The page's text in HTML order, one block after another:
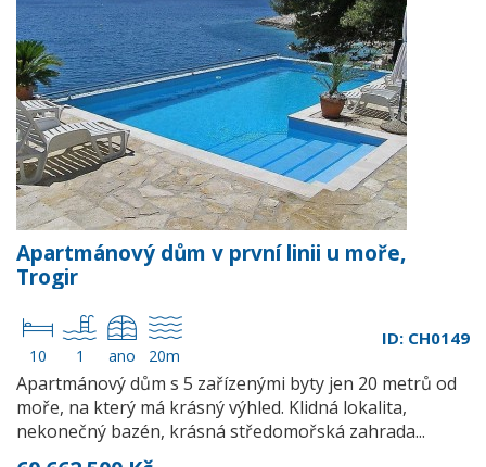
Apartmánový dům v první linii u moře,
Trogir
10 1 ano 20m
ID: CH0149
Apartmánový dům s 5 zařízenými byty jen 20 metrů od
moře, na který má krásný výhled. Klidná lokalita,
nekonečný bazén, krásná středomořská zahrada...